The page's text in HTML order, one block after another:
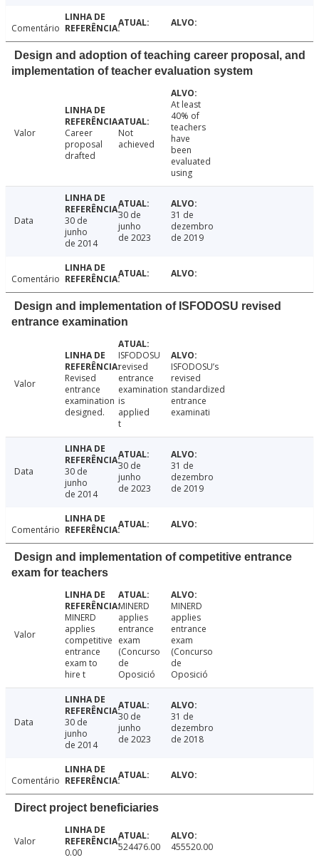
Comentário
Design and adoption of teaching career proposal, and
implementation of teacher evaluation system
Valor
Career
proposal
drafted
Not
achieved
At least
40% of
teachers
have
been
evaluated
using
Data
30 de
junho
de 2014
30 de
junho
de 2023
31 de
dezembro
de 2019
Comentário
Design and implementation of ISFODOSU revised
entrance examination
Valor
Revised
entrance
examination
designed.
ISFODOSU
revised
entrance
examination
is
applied
t
ISFODOSU’s
revised
standardized
entrance
examinati
Data
30 de
junho
de 2014
30 de
junho
de 2023
31 de
dezembro
de 2019
Comentário
Design and implementation of competitive entrance
exam for teachers
Valor
MINERD
applies
competitive
entrance
exam to
hire t
MINERD
applies
entrance
exam
(Concurso
de
Oposició
MINERD
applies
entrance
exam
(Concurso
de
Oposició
Data
30 de
junho
de 2014
30 de
junho
de 2023
31 de
dezembro
de 2018
Comentário
Direct project beneficiaries
Valor
0.00
524476.00 455520.00